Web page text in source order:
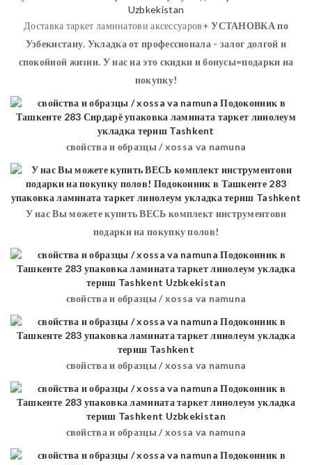
Доставка таркет ламинатови аксессуаров+УСТАНОВКАпо
Узбекистану. Укладка от профессионала - залог долгой и
спокойной жизни. У нас на это скидки и бонусы=подарки на
покупку!
свойства и образцы / xossa va namuna
У нас Вы можете купить ВЕСЬ комплект инструментови
подарки на покупку полов!
свойства и образцы / xossa va namuna
свойства и образцы / xossa va namuna
свойства и образцы / xossa va namuna